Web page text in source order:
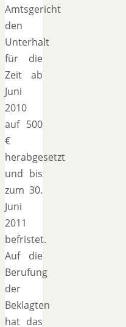
Amtsgericht
den
Unterhalt
für die
Zeit ab
Juni
2010
auf 500
€
herabgesetzt
und bis
zum 30.
Juni
2011
befristet.
Auf die
Berufung
der
Beklagten
hat das